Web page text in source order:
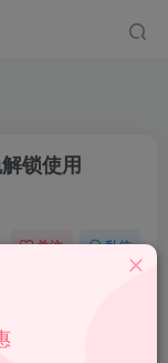
锁使用
关注 私信
们删除！